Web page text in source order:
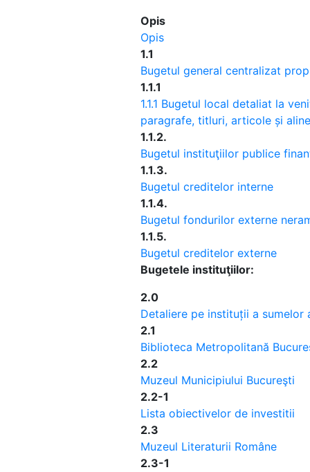
Opis
Opis
1.1
Bugetul general centralizat
1.1.1
1.1.1 Bugetul local detaliat la
paragrafe, titluri, articole și
1.1.2.
Bugetul instituţiilor publice
1.1.3.
Bugetul creditelor interne
1.1.4.
Bugetul fondurilor externe
1.1.5.
Bugetul creditelor externe
Bugetele instituţiilor:
2.0
Detaliere pe instituții a
2.1
Biblioteca Metropolitană
2.2
Muzeul Municipiului Bucureşti
2.2-1
Lista obiectivelor de investitii
2.3
Muzeul Literaturii Române
2.3-1